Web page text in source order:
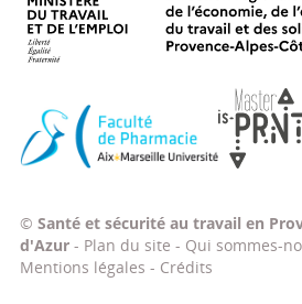
© Santé et sécurité au travail en
d'Azur- Plan du site - Qui sommes-
Mentions légales - Crédits